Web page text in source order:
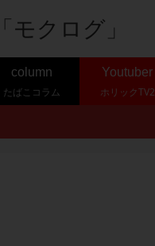
column
たばこコラム
Youtuber
ホリックTV2